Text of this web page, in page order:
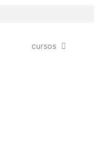
cursos